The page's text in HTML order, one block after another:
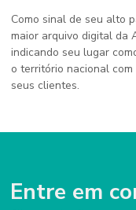
Como sinal de seu alto
maior arquivo digital da
indicando seu lugar
o território nacional
seus clientes.
Entre em